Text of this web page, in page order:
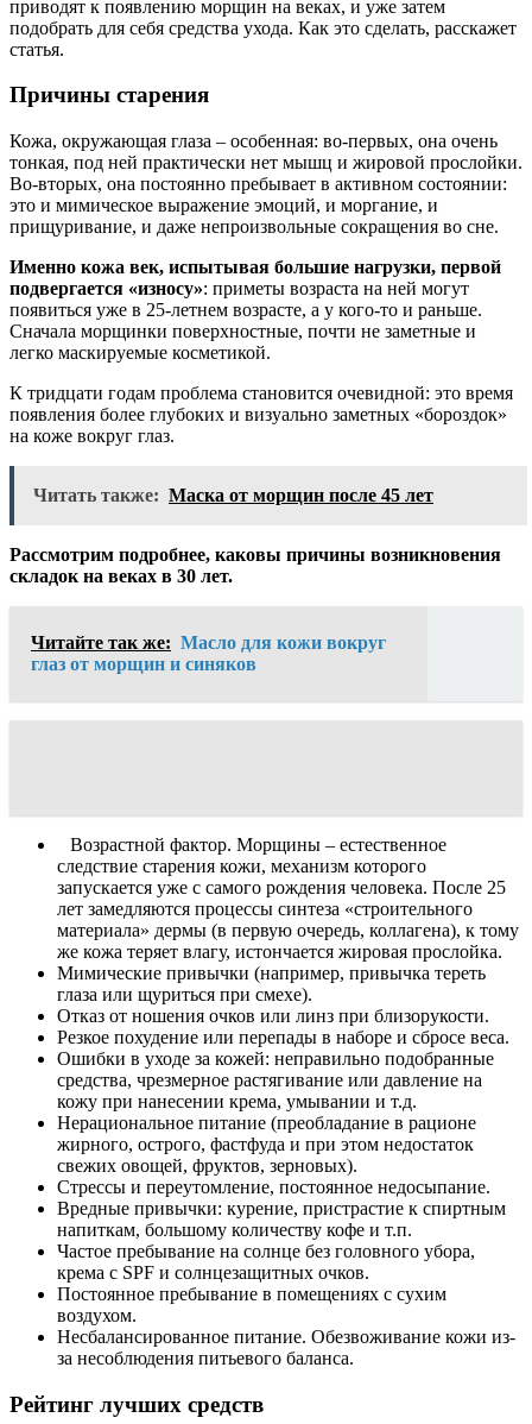
приводят к появлению морщин на веках, и уже затем
подобрать для себя средства ухода. Как это сделать, расскажет
статья.
Причины старения
Кожа, окружающая глаза – особенная: во-первых, она очень
тонкая, под ней практически нет мышц и жировой прослойки.
Во-вторых, она постоянно пребывает в активном состоянии:
это и мимическое выражение эмоций, и моргание, и
прищуривание, и даже непроизвольные сокращения во сне.
Именно кожа век, испытывая большие нагрузки, первой
подвергается «износу»: приметы возраста на ней могут
появиться уже в 25-летнем возрасте, а у кого-то и раньше.
Сначала морщинки поверхностные, почти не заметные и
легко маскируемые косметикой.
К тридцати годам проблема становится очевидной: это время
появления более глубоких и визуально заметных «бороздок»
на коже вокруг глаз.
Читать также: Маска от морщин после 45 лет
Рассмотрим подробнее, каковы причины возникновения
складок на веках в 30 лет.
Читайте так же: Масло для кожи вокруг
глаз от морщин и синяков
Возрастной фактор. Морщины – естественное
следствие старения кожи, механизм которого
запускается уже с самого рождения человека. После 25
лет замедляются процессы синтеза «строительного
материала» дермы (в первую очередь, коллагена), к тому
же кожа теряет влагу, истончается жировая прослойка.
Мимические привычки (например, привычка тереть
глаза или щуриться при смехе).
Отказ от ношения очков или линз при близорукости.
Резкое похудение или перепады в наборе и сбросе веса.
Ошибки в уходе за кожей: неправильно подобранные
средства, чрезмерное растягивание или давление на
кожу при нанесении крема, умывании и т.д.
Нерациональное питание (преобладание в рационе
жирного, острого, фастфуда и при этом недостаток
свежих овощей, фруктов, зерновых).
Стрессы и переутомление, постоянное недосыпание.
Вредные привычки: курение, пристрастие к спиртным
напиткам, большому количеству кофе и т.п.
Частое пребывание на солнце без головного убора,
крема с SPF и солнцезащитных очков.
Постоянное пребывание в помещениях с сухим
воздухом.
Несбалансированное питание. Обезвоживание кожи из-
за несоблюдения питьевого баланса.
Рейтинг лучших средств